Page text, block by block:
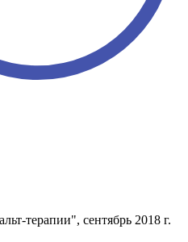
терапии", сентябрь 2018 г.